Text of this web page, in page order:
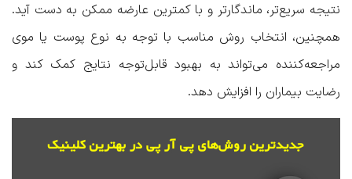
نتیجه سریع‌تر، ماندگارتر و با کمترین عارضه ممکن به دست آید.
همچنین، انتخاب روش مناسب با توجه به نوع پوست یا موی
مراجعه‌کننده می‌تواند به بهبود قابل‌توجه نتایج کمک کند و
رضایت بیماران را افزایش دهد.